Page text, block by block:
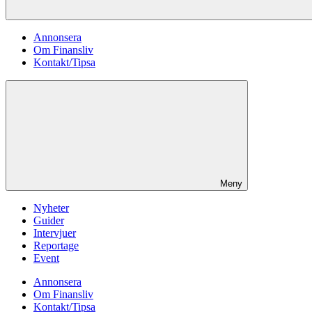
Annonsera
Om Finansliv
Kontakt/Tipsa
Meny
Nyheter
Guider
Intervjuer
Reportage
Event
Annonsera
Om Finansliv
Kontakt/Tipsa